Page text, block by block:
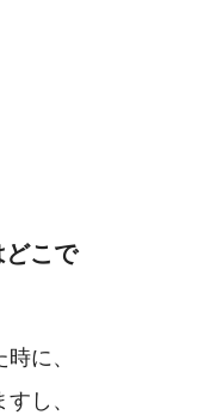
どこで
に、
し、